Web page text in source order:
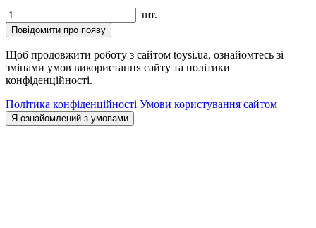
шт.
Повідомити про появу
Щоб продовжити роботу з сайтом toysi.ua, ознайомтесь зі
змінами умов використання сайту та політики
конфіденційності.
Політика конфіденційності Умови користування сайтом
Я ознайомлений з умовами